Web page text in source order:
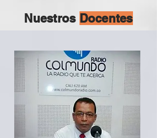
Nuestros Docentes